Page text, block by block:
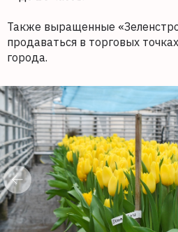
Также выращенные
продаваться в торговых
города.